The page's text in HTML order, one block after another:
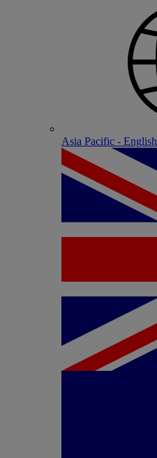
Asia Pacific - English